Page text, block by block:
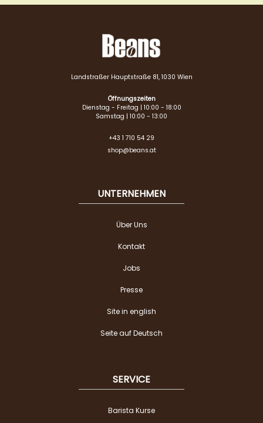
Landstraßer Hauptstraße 81, 1030 Wien
Öffnungszeiten
Dienstag - Freitag | 10:00 - 18:00
Samstag | 10:00 - 13:00
+43 1 710 54 29
shop@beans.at
UNTERNEHMEN
Über Uns
Kontakt
Jobs
Presse
Site in english
Seite auf Deutsch
SERVICE
Barista Kurse